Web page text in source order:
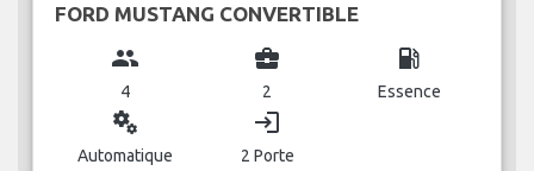
FORD MUSTANG CONVERTIBLE
group
4
business_center
2
local_gas_station
Essence
miscellaneous_services
Automatique
login
2 Porte